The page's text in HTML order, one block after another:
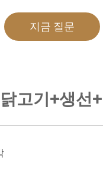
지금 질문
고기+생선